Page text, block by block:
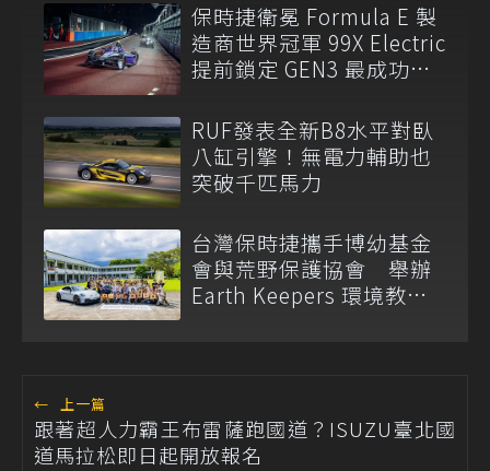
保時捷衛冕 Formula E 製
造商世界冠軍 99X Electric
提前鎖定 GEN3 最成功賽
RUF發表全新B8水平對臥
八缸引擎！無電力輔助也
突破千匹馬力
台灣保時捷攜手博幼基金
會與荒野保護協會 舉辦
Earth Keepers 環境教育
← 上一篇
跟著超人力霸王布雷薩跑國道？ISUZU臺北國
道馬拉松即日起開放報名